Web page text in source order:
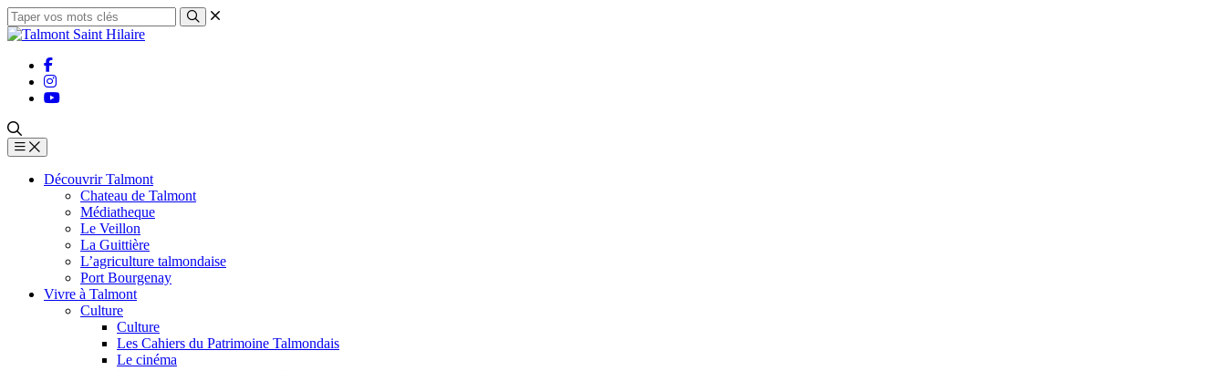
Découvrir Talmont
Chateau de Talmont
Médiatheque
Le Veillon
La Guittière
L’agriculture talmondaise
Port Bourgenay
Vivre à Talmont
Culture
Culture
Les Cahiers du Patrimoine Talmondais
Le cinéma